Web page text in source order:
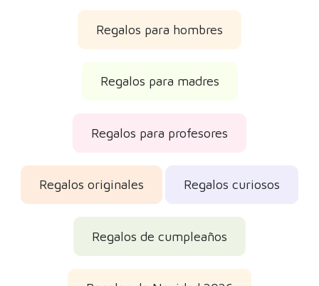
Regalos de Navidad 2026
Regalos de Reyes
Regalos del Día del Padre
Reseñas de los clientes
Opiniones reales verificadas